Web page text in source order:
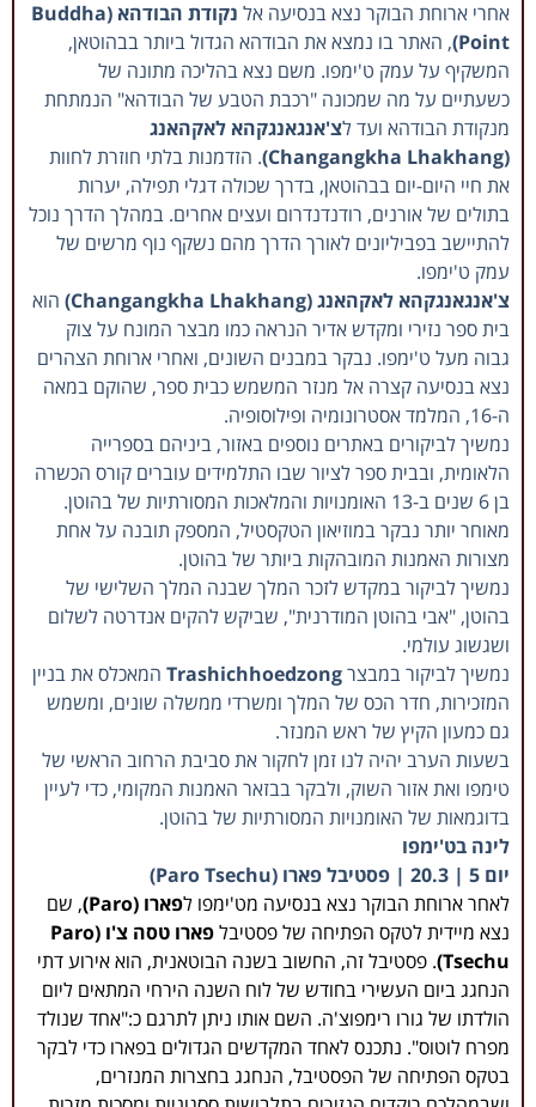
אחרי ארוחת הבוקר נצא בנסיעה אל
נקודת הבודהא (Buddha
Point) , האתר בו נמצא את הבודהא הגדול ביותר בבהוטאן,
המשקיף על עמק ט'ימפו. משם נצא בהליכה מתונה של
כשעתיים על מה שמכונה "רכבת הטבע של הבודהא" הנמתחת
מנקודת הבודהא ועד לצ'אנגאנגקהא לאקהאנג
(Changangkha Lhakhang)
. הזדמנות בלתי חוזרת לחוות
את חיי היום-יום בבהוטאן, בדרך שכולה דגלי תפילה, יערות
בתולים של אורנים, רודנדנדרום ועצים אחרים. במהלך הדרך נוכל
להתיישב בפביליונים לאורך הדרך מהם נשקף נוף מרשים של
עמק ט'ימפו.
צ'אנגאנגקהא לאקהאנג (Changangkha Lhakhang)
הוא
בית ספר נזירי ומקדש אדיר הנראה כמו מבצר המונח על צוק
גבוה מעל ט'ימפו. נבקר במבנים השונים, ואחרי ארוחת הצהרים
נצא בנסיעה קצרה אל מנזר המשמש כבית ספר, שהוקם במאה
ה-16, המלמד אסטרונומיה ופילוסופיה.
נמשיך לביקורים באתרים נוספים באזור, ביניהם בספרייה
הלאומית, ובבית ספר לציור שבו התלמידים עוברים קורס הכשרה
בן 6 שנים ב-13 האומנויות והמלאכות המסורתיות של בהוטן.
מאוחר יותר נבקר במוזיאון הטקסטיל, המספק תובנה על אחת
מצורות האמנות המובהקות ביותר של בהוטן.
נמשיך לביקור במקדש לזכר המלך שבנה המלך השלישי של
בהוטן, "אבי בהוטן המודרנית", שביקש להקים אנדרטה לשלום
ושגשוג עולמי.
נמשיך לביקור במבצרTrashichhoedzong המאכלס את בניין
המזכירות, חדר הכס של המלך ומשרדי ממשלה שונים, ומשמש
גם כמעון הקיץ של ראש המנזר.
בשעות הערב יהיה לנו זמן לחקור את סביבת הרחוב הראשי של
טימפו ואת אזור השוק, ולבקר בבזאר האמנות המקומי, כדי לעיין
בדוגמאות של האומנויות המסורתיות של בהוטן.
לינה בט'ימפו
יום 5 | 20.3 | פסטיבל פארו (Paro Tsechu)
לאחר ארוחת הבוקר נצא בנסיעה מט'ימפו לפארו (Paro)
, שם
נצא מיידית לטקס הפתיחה של פסטיבל
פארו טסה צ'ו (Paro
Tsechu) . פסטיבל זה, החשוב בשנה הבוטאנית, הוא אירוע דתי
הנחגג ביום העשירי בחודש של לוח השנה הירחי המתאים ליום
הולדתו של גורו רימפוצ'ה. השם אותו ניתן לתרגם כ:"אחד שנולד
מפרח לוטוס". נתכנס לאחד המקדשים הגדולים בפארו כדי לבקר
בטקס הפתיחה של הפסטיבל, הנחגג בחצרות המנזרים,